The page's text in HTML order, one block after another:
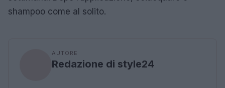
shampoo come al solito.
AUTORE
Redazione di style24